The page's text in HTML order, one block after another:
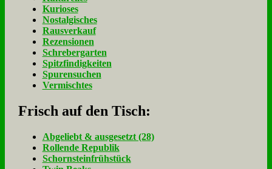
Kurioses
Nostalgisches
Rausverkauf
Rezensionen
Schrebergarten
Spitzfindigkeiten
Spurensuchen
Vermischtes
Frisch auf den Tisch:
Ab­ge­liebt & aus­ge­setzt (28)
Rol­len­de Re­pu­blik
Schorn­stein­früh­stück